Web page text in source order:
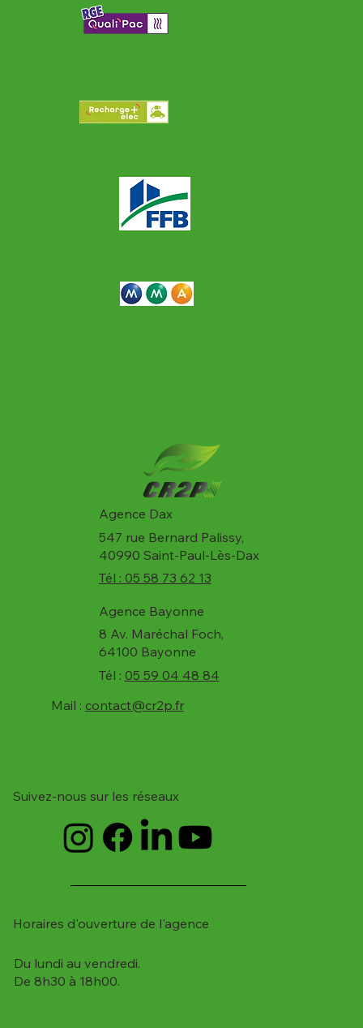
Agence Dax
547 rue Bernard Palissy,
40990 Saint-Paul-Lès-Dax
Tél : 05 58 73 62 13
Agence Bayonne
8 Av. Maréchal Foch,
64100 Bayonne
Tél : 05 59 04 48 84
Mail : contact@cr2p.fr
Suivez-nous sur les réseaux
Horaires d'ouverture de l'agence
Du lundi au vendredi.
De 8h30 à 18h00.